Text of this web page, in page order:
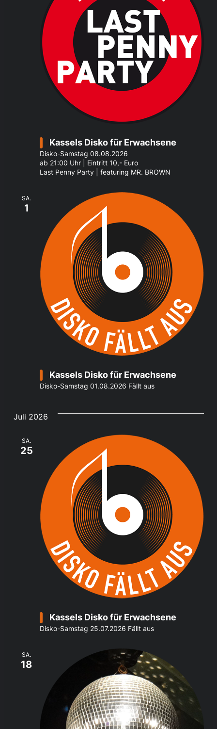
Kassels Disko für Erwachsene
Disko-Samstag 08.08.2026
ab 21:00 Uhr | Eintritt 10,- Euro
Last Penny Party | featuring MR. BROWN
SA.
1
Kassels Disko für Erwachsene
Disko-Samstag 01.08.2026 Fällt aus
Juli 2026
SA.
25
Kassels Disko für Erwachsene
Disko-Samstag 25.07.2026 Fällt aus
SA.
18